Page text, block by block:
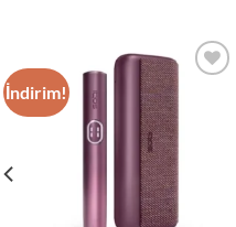
İndirim!